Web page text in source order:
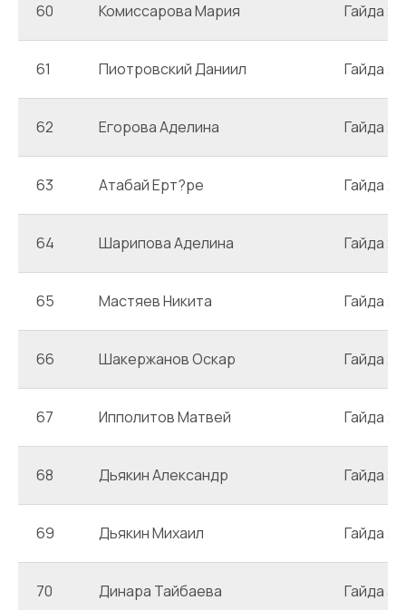
60 Комиссарова Мария Гайда 2
61 Пиотровский Даниил Гайда 2
62 Егорова Аделина Гайда 2
63 Атабай Ерт?ре Гайда 2
64 Шарипова Аделина Гайда 2
65 Мастяев Никита Гайда 2
66 Шакержанов Оскар Гайда 2
67 Ипполитов Матвей Гайда 2
68 Дьякин Александр Гайда 2
69 Дьякин Михаил Гайда 2
70 Динара Тайбаева Гайда 3